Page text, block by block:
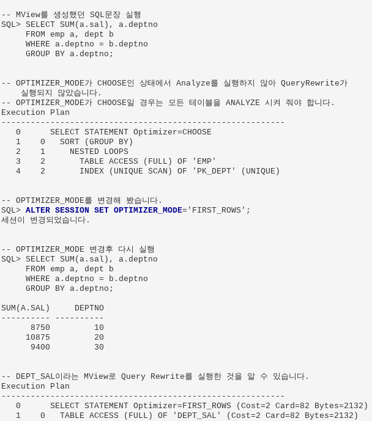
-- MView를 생성했던 SQL문장 실행
SQL> SELECT SUM(a.sal), a.deptno
     FROM emp a, dept b
     WHERE a.deptno = b.deptno
     GROUP BY a.deptno;
-- OPTIMIZER_MODE가 CHOOSE인 상태에서 Analyze를 실행하지 않아 QueryRewrite가
    실행되지 않았습니다.
-- OPTIMIZER_MODE가 CHOOSE일 경우는 모든 테이블을 ANALYZE 시켜 줘야 합니다.
Execution Plan
----------------------------------------------------------
   0      SELECT STATEMENT Optimizer=CHOOSE
   1    0   SORT (GROUP BY)
   2    1     NESTED LOOPS
   3    2       TABLE ACCESS (FULL) OF 'EMP'
   4    2       INDEX (UNIQUE SCAN) OF 'PK_DEPT' (UNIQUE)
-- OPTIMIZER_MODE를 변경해 봤습니다.
SQL> ALTER SESSION SET OPTIMIZER_MODE='FIRST_ROWS';
세션이 변경되었습니다.
-- OPTIMIZER_MODE 변경후 다시 실행
SQL> SELECT SUM(a.sal), a.deptno
     FROM emp a, dept b
     WHERE a.deptno = b.deptno
     GROUP BY a.deptno;
SUM(A.SAL)     DEPTNO
---------- ----------
      8750         10
     10875         20
      9400         30
-- DEPT_SAL이라는 MView로 Query Rewrite를 실행한 것을 알 수 있습니다.
Execution Plan
----------------------------------------------------------
   0      SELECT STATEMENT Optimizer=FIRST_ROWS (Cost=2 Card=82 Bytes=2132)
   1    0   TABLE ACCESS (FULL) OF 'DEPT_SAL' (Cost=2 Card=82 Bytes=2132)